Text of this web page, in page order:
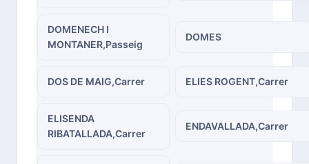
DOMENECH I
MONTANER,Passeig
DOMES
DOS DE MAIG,Carrer ELIES ROGENT,Carrer
ELISENDA
RIBATALLADA,Carrer
ENDAVALLADA,Carrer